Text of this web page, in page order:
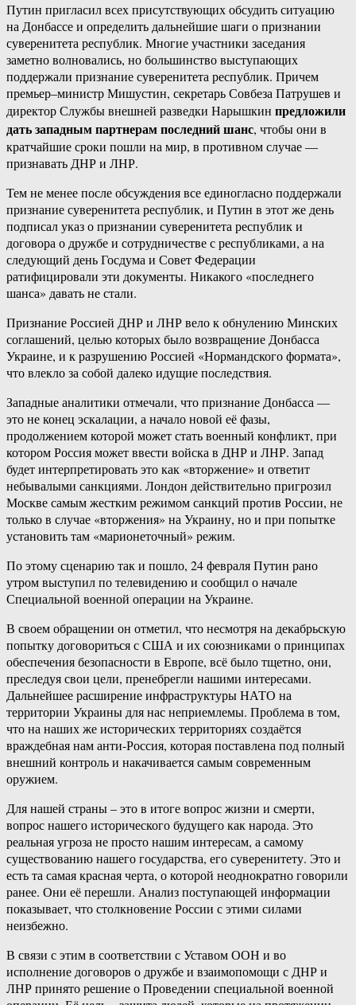
Путин пригласил всех присутствующих обсудить ситуацию
на Донбассе и определить дальнейшие шаги о признании
суверенитета республик. Многие участники заседания
заметно волновались, но большинство выступающих
поддержали признание суверенитета республик. Причем
премьер–министр Мишустин, секретарь Совбеза Патрушев и
директор Службы внешней разведки Нарышкин предложили
дать западным партнерам последний шанс, чтобы они в
кратчайшие сроки пошли на мир, в противном случае —
признавать ДНР и ЛНР.
Тем не менее после обсуждения все единогласно поддержали
признание суверенитета республик, и Путин в этот же день
подписал указ о признании суверенитета республик и
договора о дружбе и сотрудничестве с республиками, а на
следующий день Госдума и Совет Федерации
ратифицировали эти документы. Никакого «последнего
шанса» давать не стали.
Признание Россией ДНР и ЛНР вело к обнулению Минских
соглашений, целью которых было возвращение Донбасса
Украине, и к разрушению Россией «Нормандского формата»,
что влекло за собой далеко идущие последствия.
Западные аналитики отмечали, что признание Донбасса —
это не конец эскалации, а начало новой её фазы,
продолжением которой может стать военный конфликт, при
котором Россия может ввести войска в ДНР и ЛНР. Запад
будет интерпретировать это как «вторжение» и ответит
небывалыми санкциями. Лондон действительно пригрозил
Москве самым жестким режимом санкций против России, не
только в случае «вторжения» на Украину, но и при попытке
установить там «марионеточный» режим.
По этому сценарию так и пошло, 24 февраля Путин рано
утром выступил по телевидению и сообщил о начале
Специальной военной операции на Украине.
В своем обращении он отметил, что несмотря на декабрьскую
попытку договориться с США и их союзниками о принципах
обеспечения безопасности в Европе, всё было тщетно, они,
преследуя свои цели, пренебрегли нашими интересами.
Дальнейшее расширение инфраструктуры НАТО на
территории Украины для нас неприемлемы. Проблема в том,
что на наших же исторических территориях создаётся
враждебная нам анти-Россия, которая поставлена под полный
внешний контроль и накачивается самым современным
оружием.
Для нашей страны – это в итоге вопрос жизни и смерти,
вопрос нашего исторического будущего как народа. Это
реальная угроза не просто нашим интересам, а самому
существованию нашего государства, его суверенитету. Это и
есть та самая красная черта, о которой неоднократно говорили
ранее. Они её перешли. Анализ поступающей информации
показывает, что столкновение России с этими силами
неизбежно.
В связи с этим в соответствии с Уставом ООН и во
исполнение договоров о дружбе и взаимопомощи с ДНР и
ЛНР принято решение о Проведении специальной военной